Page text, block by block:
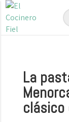
La